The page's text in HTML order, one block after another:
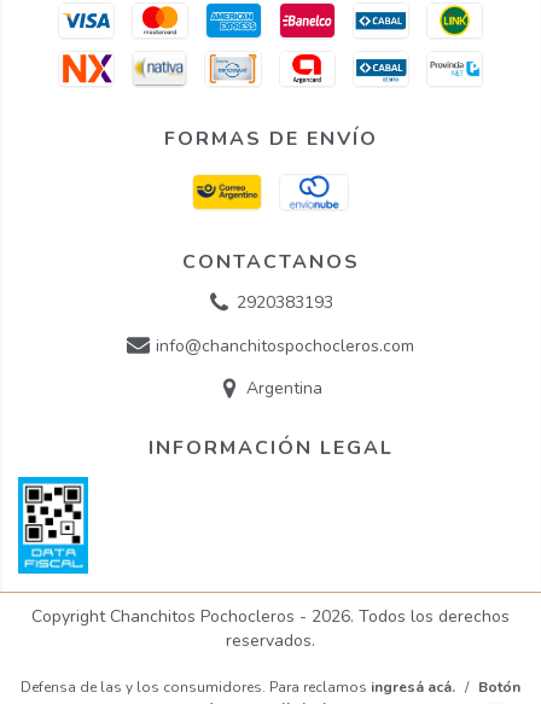
FORMAS DE ENVÍO
CONTACTANOS
2920383193
info@chanchitospochocleros.com
Argentina
INFORMACIÓN LEGAL
Copyright Chanchitos Pochocleros - 2026. Todos los derechos
reservados.
Defensa de las y los consumidores. Para reclamos ingresá acá. / Botón